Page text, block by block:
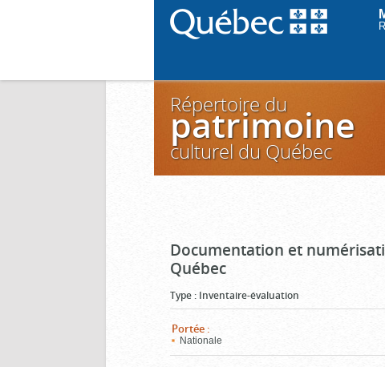
Répertoire du
patrimoine
culturel du Québec
Documentation et
Québec
Type : Inventaire-évaluation
Portée :
Nationale